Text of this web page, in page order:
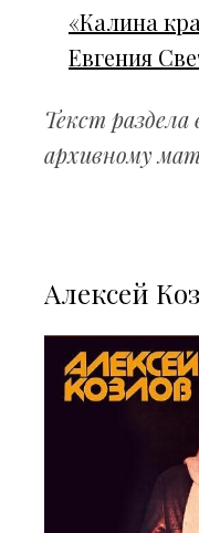
«Калина
Евгения
Текст
архивному
Алексей